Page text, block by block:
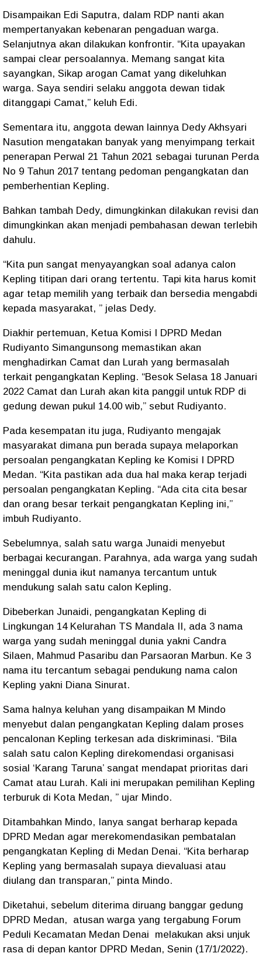
Disampaikan Edi Saputra, dalam RDP nanti akan
mempertanyakan kebenaran pengaduan warga.
Selanjutnya akan dilakukan konfrontir. “Kita upayakan
sampai clear persoalannya. Memang sangat kita
sayangkan, Sikap arogan Camat yang dikeluhkan
warga. Saya sendiri selaku anggota dewan tidak
ditanggapi Camat,” keluh Edi.
Sementara itu, anggota dewan lainnya Dedy Akhsyari
Nasution mengatakan banyak yang menyimpang terkait
penerapan Perwal 21 Tahun 2021 sebagai turunan Perda
No 9 Tahun 2017 tentang pedoman pengangkatan dan
pemberhentian Kepling.
Bahkan tambah Dedy, dimungkinkan dilakukan revisi dan
dimungkinkan akan menjadi pembahasan dewan terlebih
dahulu.
“Kita pun sangat menyayangkan soal adanya calon
Kepling titipan dari orang tertentu. Tapi kita harus komit
agar tetap memilih yang terbaik dan bersedia mengabdi
kepada masyarakat, ” jelas Dedy.
Diakhir pertemuan, Ketua Komisi I DPRD Medan
Rudiyanto Simangunsong memastikan akan
menghadirkan Camat dan Lurah yang bermasalah
terkait pengangkatan Kepling. “Besok Selasa 18 Januari
2022 Camat dan Lurah akan kita panggil untuk RDP di
gedung dewan pukul 14.00 wib,” sebut Rudiyanto.
Pada kesempatan itu juga, Rudiyanto mengajak
masyarakat dimana pun berada supaya melaporkan
persoalan pengangkatan Kepling ke Komisi I DPRD
Medan. “Kita pastikan ada dua hal maka kerap terjadi
persoalan pengangkatan Kepling. “Ada cita cita besar
dan orang besar terkait pengangkatan Kepling ini,”
imbuh Rudiyanto.
Sebelumnya, salah satu warga Junaidi menyebut
berbagai kecurangan. Parahnya, ada warga yang sudah
meninggal dunia ikut namanya tercantum untuk
mendukung salah satu calon Kepling.
Dibeberkan Junaidi, pengangkatan Kepling di
Lingkungan 14 Kelurahan TS Mandala II, ada 3 nama
warga yang sudah meninggal dunia yakni Candra
Silaen, Mahmud Pasaribu dan Parsaoran Marbun. Ke 3
nama itu tercantum sebagai pendukung nama calon
Kepling yakni Diana Sinurat.
Sama halnya keluhan yang disampaikan M Mindo
menyebut dalan pengangkatan Kepling dalam proses
pencalonan Kepling terkesan ada diskriminasi. “Bila
salah satu calon Kepling direkomendasi organisasi
sosial ‘Karang Taruna’ sangat mendapat prioritas dari
Camat atau Lurah. Kali ini merupakan pemilihan Kepling
terburuk di Kota Medan, ” ujar Mindo.
Ditambahkan Mindo, Ianya sangat berharap kepada
DPRD Medan agar merekomendasikan pembatalan
pengangkatan Kepling di Medan Denai. “Kita berharap
Kepling yang bermasalah supaya dievaluasi atau
diulang dan transparan,” pinta Mindo.
Diketahui, sebelum diterima diruang banggar gedung
DPRD Medan, atusan warga yang tergabung Forum
Peduli Kecamatan Medan Denai melakukan aksi unjuk
rasa di depan kantor DPRD Medan, Senin (17/1/2022).